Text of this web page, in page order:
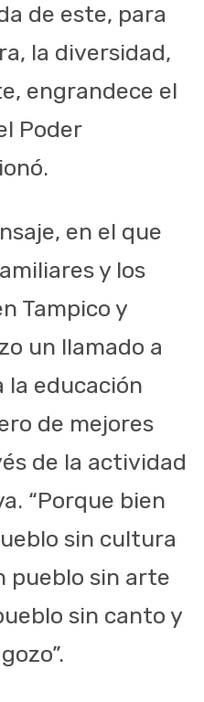
de este, para
la diversidad,
engrandece el
Poder
en el que
y los
Tampico y
un llamado a
la educación
de mejores
de la actividad
“Porque bien
sin cultura
pueblo sin arte
sin canto y